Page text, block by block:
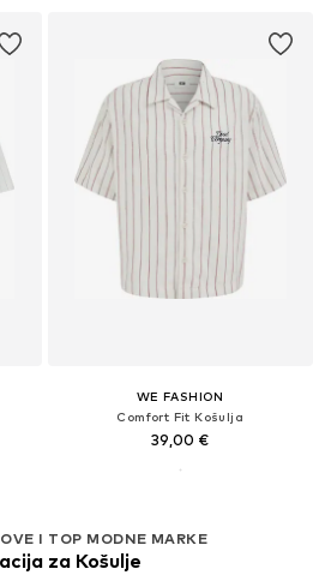
WE FASHION
Comfort Fit Košulja
39,00 €
I TOP MODNE MARKE
za Košulje